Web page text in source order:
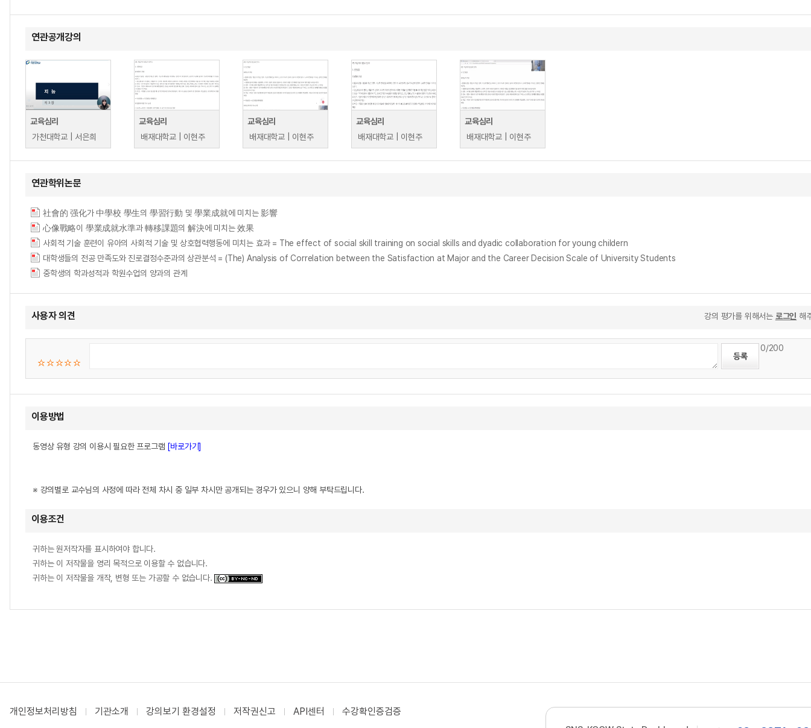
연관공개강의
교육심리
가천대학교 | 서은희
교육심리
배재대학교 | 이현주
교육심리
배재대학교 | 이현주
교육심리
배재대학교 | 이현주
교육심리
배재대학교 | 이현주
연관학위논문
社會的 强化가 中學校 學生의 學習行動 및 學業成就에 미치는 影響
心像戰略이 學業成就水準과 轉移課題의 解決에 미치는 效果
사회적 기술 훈련이 유아의 사회적 기술 및 상호협력행동에 미치는 효과 = The effect of social skill training on social skills and dyadic collaboration for young childern
대학생들의 전공 만족도와 진로결정수준과의 상관분석 = (The) Analysis of Correlation between the Satisfaction at Major and the Career Decision Scale of University Students
중학생의 학과성적과 학원수업의 양과의 관계
사용자 의견 강의 평가를 위해서는 로그인 해
0/200
이용방법
동영상 유형 강의 이용시 필요한 프로그램 [바로가기]
※ 강의별로 교수님의 사정에 따라 전체 차시 중 일부 차시만 공개되는 경우가 있으니 양해 부탁드립니다.
이용조건
귀하는 원저작자를 표시하여야 합니다.
귀하는 이 저작물을 영리 목적으로 이용할 수 없습니다.
귀하는 이 저작물을 개작, 변형 또는 가공할 수 없습니다.
개인정보처리방침 기관소개 강의보기 환경설정 저작권신고 API센터 수강확인증검증